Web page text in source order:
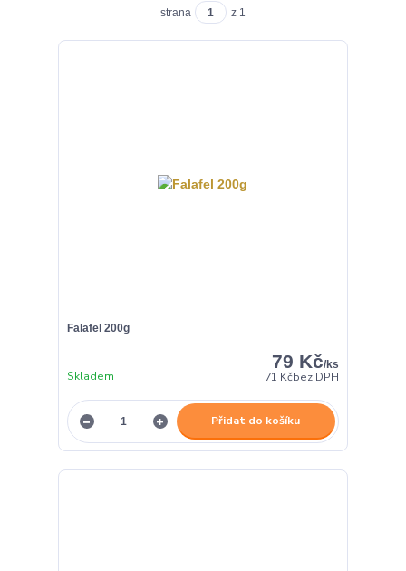
strana z 1
Falafel 200g
79 Kč/ks
71 Kčbez DPH
Skladem
Přidat do košíku